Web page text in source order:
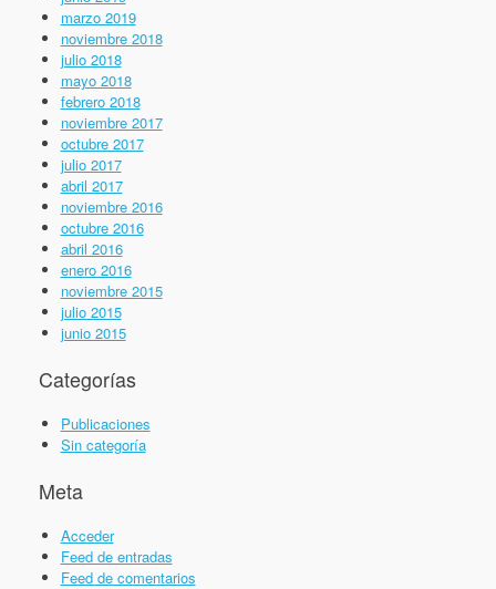
marzo 2019
noviembre 2018
julio 2018
mayo 2018
febrero 2018
noviembre 2017
octubre 2017
julio 2017
abril 2017
noviembre 2016
octubre 2016
abril 2016
enero 2016
noviembre 2015
julio 2015
junio 2015
Categorías
Publicaciones
Sin categoría
Meta
Acceder
Feed de entradas
Feed de comentarios